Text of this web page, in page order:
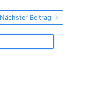
Nächster Beitrag